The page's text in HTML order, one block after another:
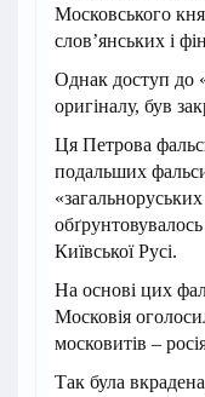
Московського
слов’янських і
Однак доступ до
оригіналу, був
Ця Петрова
подальших
Київської Русі.
На основі цих
Московія
московитів –
Так була